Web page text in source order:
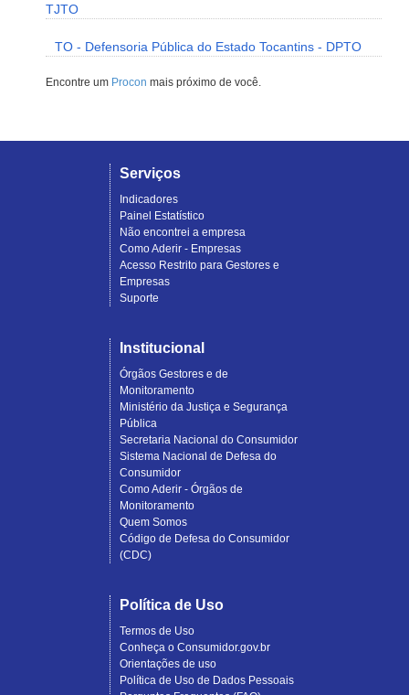
TJTO
TO - Defensoria Pública do Estado Tocantins - DPTO
Encontre um Procon mais próximo de você.
Serviços
Indicadores
Painel Estatístico
Não encontrei a empresa
Como Aderir - Empresas
Acesso Restrito para Gestores e
Empresas
Suporte
Institucional
Órgãos Gestores e de
Monitoramento
Ministério da Justiça e Segurança
Pública
Secretaria Nacional do Consumidor
Sistema Nacional de Defesa do
Consumidor
Como Aderir - Órgãos de
Monitoramento
Quem Somos
Código de Defesa do Consumidor
(CDC)
Política de Uso
Termos de Uso
Conheça o Consumidor.gov.br
Orientações de uso
Política de Uso de Dados Pessoais